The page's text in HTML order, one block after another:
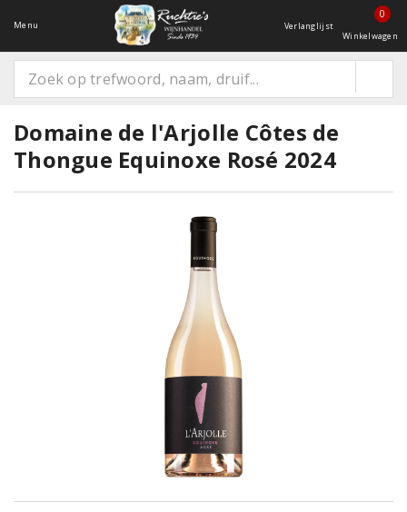
Menu Verlanglijst
0
Winkelwagen
Domaine de l'Arjolle Côtes de
Thongue Equinoxe Rosé 2024